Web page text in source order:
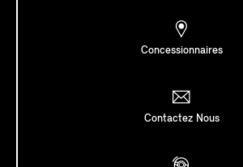
Concessionnaires
Contactez Nous